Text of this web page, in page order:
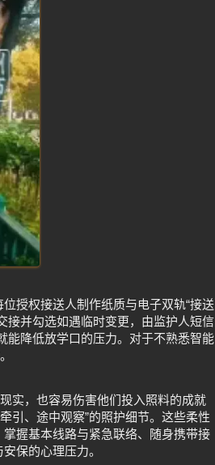
授权接送人制作纸质与电子双轨“接送
接并勾选如遇临时变更，由监护人短信
能降低放学口的压力。对于不熟悉智能
实，也容易伤害他们投入照料的成就
引、途中观察”的照护细节。这些柔性
握基本线路与紧急联络、随身携带接
保的心理压力。